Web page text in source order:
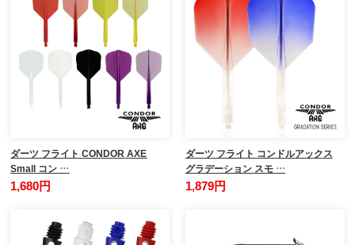
ダーツ フライト CONDOR AXE
Small コン …
1,680円
ダーツ フライト コンドルアックス
グラデーション スモ …
1,879円